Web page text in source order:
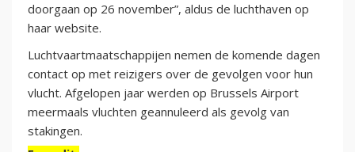
doorgaan op 26 november”, aldus de luchthaven op
haar website.
Luchtvaartmaatschappijen nemen de komende dagen
contact op met reizigers over de gevolgen voor hun
vlucht. Afgelopen jaar werden op Brussels Airport
meermaals vluchten geannuleerd als gevolg van
stakingen.